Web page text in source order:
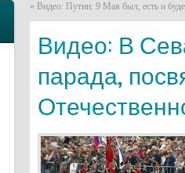
« Видео: Путин: 9 Мая был, есть и
Видео: В
парада,